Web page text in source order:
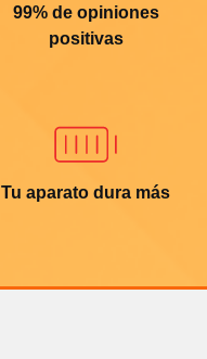
99% de opiniones
positivas
Tu aparato dura más